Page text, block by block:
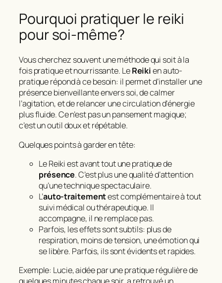
Pourquoi pratiquer le reiki
pour soi‑même?
Vous cherchez souvent une méthode qui soit à la
fois pratique et nourrissante. LeReikien auto-
pratique répond à ce besoin: il permet d’installer une
présence bienveillante envers soi, de calmer
l’agitation, et de relancer une circulation d’énergie
plus fluide. Ce n’est pas un pansement magique;
c’est un outil doux et répétable.
Quelques points à garder en tête:
Le Reiki est avant tout une pratique de
présence. C’est plus une qualité d’attention
qu’une technique spectaculaire.
L’auto-traitementest complémentaire à tout
suivi médical ou thérapeutique. Il
accompagne, il ne remplace pas.
Parfois, les effets sont subtils: plus de
respiration, moins de tension, une émotion qui
se libère. Parfois, ils sont évidents et rapides.
Exemple: Lucie, aidée par une pratique régulière de